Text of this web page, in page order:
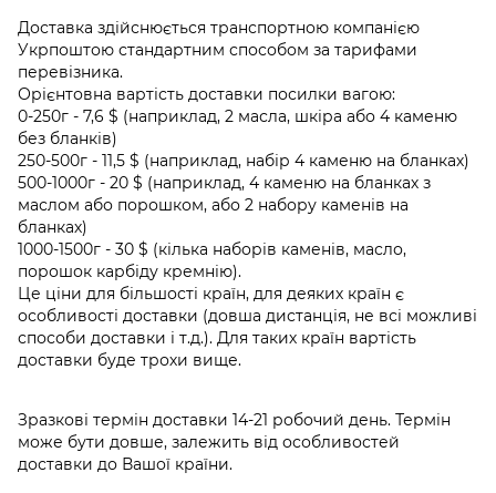
Доставка здійснюється транспортною компанією
Укрпоштою стандартним способом за тарифами
перевізника.
Орієнтовна вартість доставки посилки вагою:
0-250г - 7,6 $ (наприклад, 2 масла, шкіра або 4 каменю
без бланків)
250-500г - 11,5 $ (наприклад, набір 4 каменю на бланках)
500-1000г - 20 $ (наприклад, 4 каменю на бланках з
маслом або порошком, або 2 набору каменів на
бланках)
1000-1500г - 30 $ (кілька наборів каменів, масло,
порошок карбіду кремнію).
Це ціни для більшості країн, для деяких країн є
особливості доставки (довша дистанція, не всі можливі
способи доставки і т.д.). Для таких країн вартість
доставки буде трохи вище.
Зразкові термін доставки 14-21 робочий день. Термін
може бути довше, залежить від особливостей
доставки до Вашої країни.